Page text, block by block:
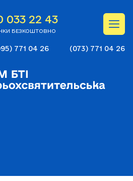
033 22 43
БЕЗКОШТОВНО
771 04 26 (073) 771 04 26